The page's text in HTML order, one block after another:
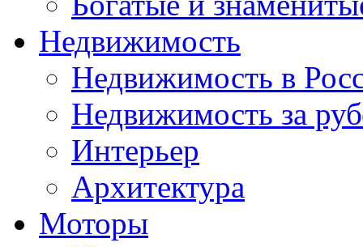
Недвижимость
Недвижимость в
Недвижимость за
Интерьер
Архитектура
Моторы